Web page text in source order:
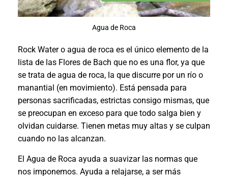
Agua de Roca
Rock Water o agua de roca es el único elemento de la
lista de las Flores de Bach que no es una flor, ya que
se trata de agua de roca, la que discurre por un río o
manantial (en movimiento). Está pensada para
personas sacrificadas, estrictas consigo mismas, que
se preocupan en exceso para que todo salga bien y
olvidan cuidarse. Tienen metas muy altas y se culpan
cuando no las alcanzan.
El Agua de Roca ayuda a suavizar las normas que
nos imponemos. Ayuda a relajarse, a ser más